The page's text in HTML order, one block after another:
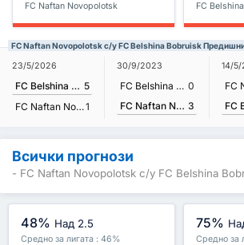
FC Naftan Novopolotsk FC
FC Naftan Novopolotsk с/у FC Belshina Bobruisk
23/5/2026
FC Belshina Bobruisk 5
FC Naftan Novopolotsk 1
30/9/2023
FC Belshina Bobruisk 0
FC Naftan Novopolotsk 3
14/
Всички прогнози
- FC Naftan Novopolotsk с/у FC Belshina
48% Над 2.5
Средно за лигата : 46%
75%
Средно за